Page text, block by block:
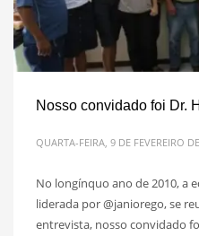
Nosso convidado foi Dr.
QUARTA-FEIRA, 9 DE FEVEREIRO
No longínquo ano de 2010, a
liderada por @janiorego, se
entrevista, nosso convidado